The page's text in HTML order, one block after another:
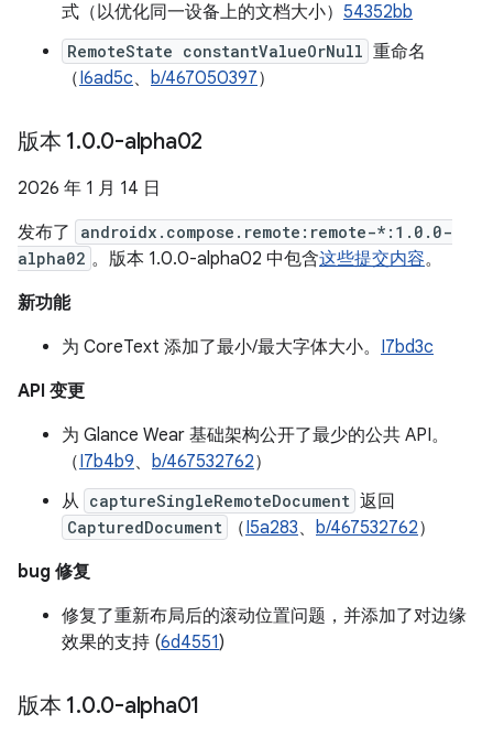
式（以优化同一设备上的文档大小） 54352bb
RemoteState constantValueOrNull 重命名
（I6ad5c、 b/467050397）
版本 1.0.0-alpha02
2026 年 1 月 14 日
发布了
androidx.compose.remote:remote-*:1.0.0-
alpha02 。版本 1.0.0-alpha02 中包含这些提交内容。
新功能
为 CoreText 添加了最小/最大字体大小。 I7bd3c
API 变更
为 Glance Wear 基础架构公开了最少的公共 API。
（I7b4b9、 b/467532762）
从 captureSingleRemoteDocument 返回
CapturedDocument （I5a283、 b/467532762）
bug 修复
修复了重新布局后的滚动位置问题，并添加了对边缘
效果的支持 (6d4551)
版本 1.0.0-alpha01